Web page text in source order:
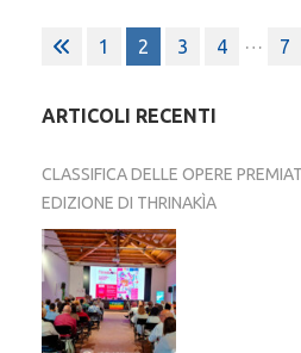
Paginazione
articoli
1 2 3 4 … 7
ARTICOLI RECENTI
CLASSIFICA DELLE OPERE
EDIZIONE DI THRINAKÌA